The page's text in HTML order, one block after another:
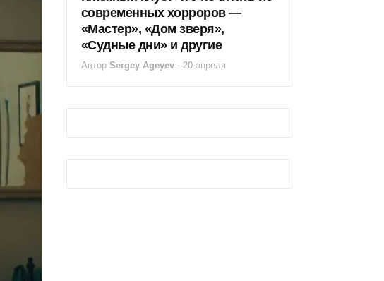
современных хорроров —
«Мастер», «Дом зверя»,
«Судные дни» и другие
Автор Sergey Ageyev - 20 апреля